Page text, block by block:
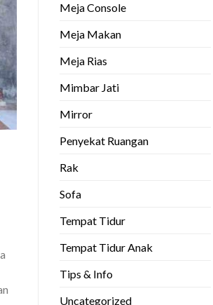
Meja Console
Meja Makan
Meja Rias
Mimbar Jati
Mirror
Penyekat Ruangan
Rak
Sofa
Tempat Tidur
Tempat Tidur Anak
Tips & Info
Uncategorized